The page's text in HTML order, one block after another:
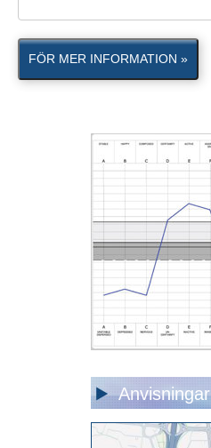
FÖR MER INFORMATION »
Anvisningar